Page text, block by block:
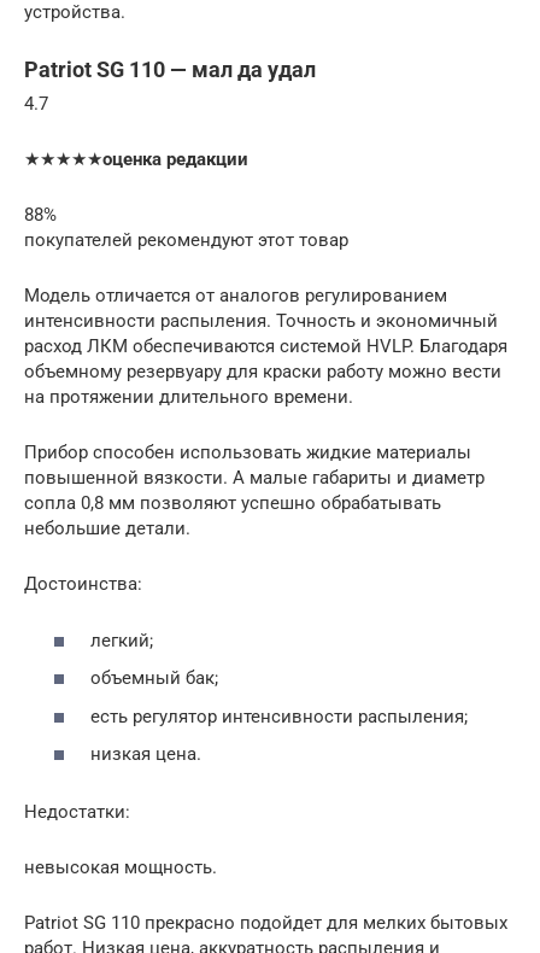
устройства.
Patriot SG 110 — мал да удал
4.7
★★★★★оценка редакции
88%
покупателей рекомендуют этот товар
Модель отличается от аналогов регулированием
интенсивности распыления. Точность и экономичный
расход ЛКМ обеспечиваются системой HVLP. Благодаря
объемному резервуару для краски работу можно вести
на протяжении длительного времени.
Прибор способен использовать жидкие материалы
повышенной вязкости. А малые габариты и диаметр
сопла 0,8 мм позволяют успешно обрабатывать
небольшие детали.
Достоинства:
легкий;
объемный бак;
есть регулятор интенсивности распыления;
низкая цена.
Недостатки:
невысокая мощность.
Patriot SG 110 прекрасно подойдет для мелких бытовых
работ. Низкая цена, аккуратность распыления и